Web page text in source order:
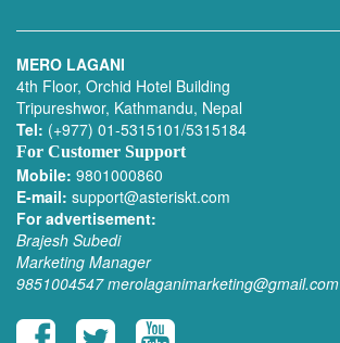
MERO LAGANI
4th Floor, Orchid Hotel Building
Tripureshwor, Kathmandu, Nepal
Tel: (+977) 01-5315101/5315184
For Customer Support
Mobile: 9801000860
E-mail: support@asteriskt.com
For advertisement:
Brajesh Subedi
Marketing Manager
9851004547 merolaganimarketing@gmail.com